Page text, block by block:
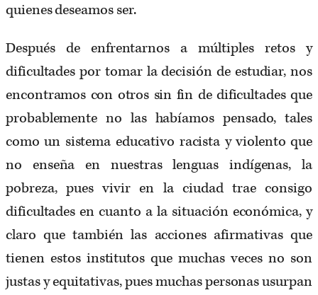
quienes deseamos ser.
Después de enfrentarnos a múltiples retos y
dificultades por tomar la decisión de estudiar, nos
encontramos con otros sin fin de dificultades que
probablemente no las habíamos pensado, tales
como un sistema educativo racista y violento que
no enseña en nuestras lenguas indígenas, la
pobreza, pues vivir en la ciudad trae consigo
dificultades en cuanto a la situación económica, y
claro que también las acciones afirmativas que
tienen estos institutos que muchas veces no son
justas y equitativas, pues muchas personas usurpan